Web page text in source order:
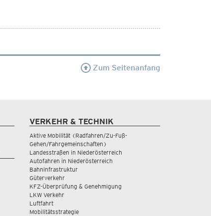
Zum Seitenanfang
VERKEHR & TECHNIK
Aktive Mobilität (Radfahren/Zu-Fuß-
Gehen/Fahrgemeinschaften)
Landesstraßen in Niederösterreich
Autofahren in Niederösterreich
Bahninfrastruktur
Güterverkehr
KFZ-Überprüfung & Genehmigung
LKW Verkehr
Luftfahrt
Mobilitätsstrategie